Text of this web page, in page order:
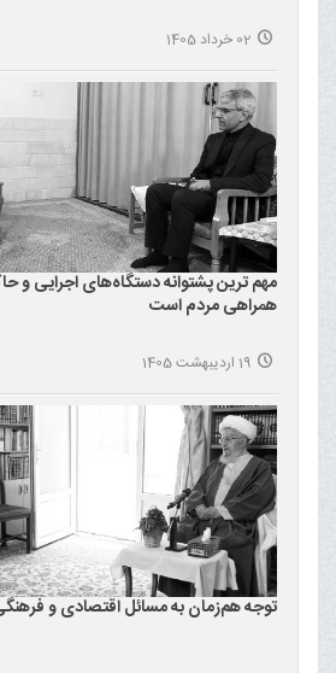
02 خرداد 1405
مهم ترین پشتوانه دستگاه‌های اجرایی و
همراهی مردم است
19 اردیبهشت 1405
توجه هم‌زمان به مسائل اقتصادی و